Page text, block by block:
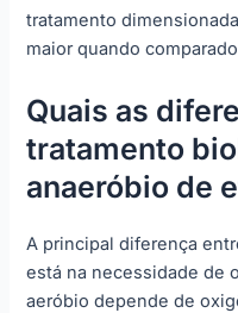
tratamento
maior quando
Quais as
tratamento
anaeróbio de
A principal diferença
está na necessidade de
aeróbio depende de